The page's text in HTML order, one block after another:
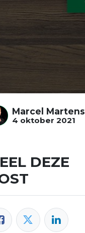
Marcel Martens
4 oktober 2021
DEZE